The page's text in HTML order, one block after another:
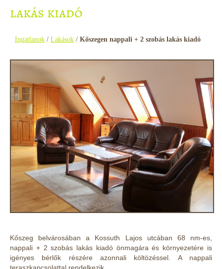
lakás kiadó
Ingatlanok / Lakások / Kőszegen nappali + 2 szobás lakás kiadó
Kőszeg belvárosában a Kossuth Lajos utcában 68 nm-es,
nappali + 2 szobás lakás kiadó önmagára és környezetére is
igényes bérlők részére azonnali költözéssel. A nappali